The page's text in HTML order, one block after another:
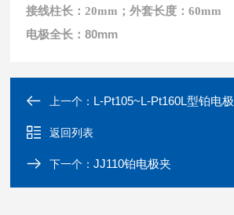
接线柱长：20mm；外套长度：60mm
电极全长：80mm
上一个： L-Pt105~L-Pt160L型铂电极
返回列表
下一个：JJ110铂电极夹